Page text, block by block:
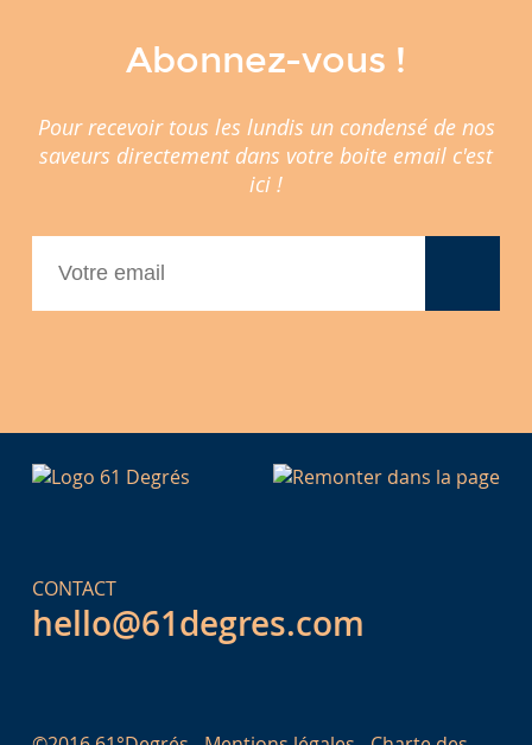
Abonnez-vous !
Pour recevoir tous les lundis un condensé de nos
saveurs directement dans votre boite email c'est
ici !
CONTACT
hello@61degres.com